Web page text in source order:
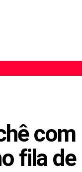
com
fila de